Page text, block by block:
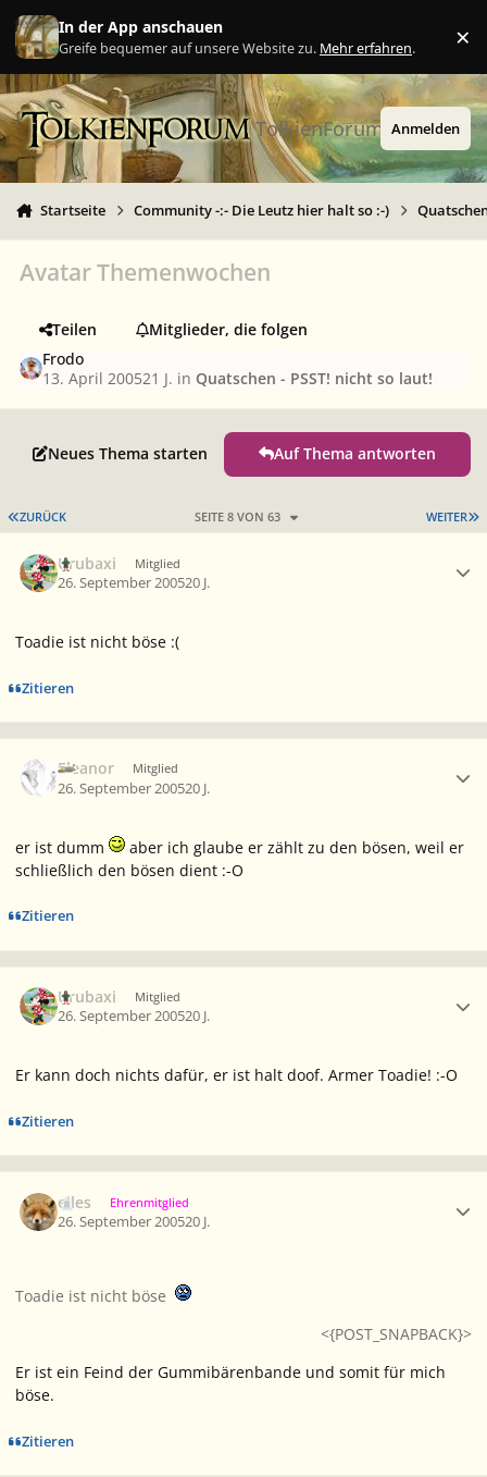
Zu Inhalt springen
In der App anschauen
Greife bequemer auf unsere Website zu. Mehr erfahren. ×
TolkienForum Anmelden
Startseite Community -:- Die Leutz hier halt so :-)
Avatar Themenwochen
Teilen
Mitglieder, die folgen
Frodo
13. April 200521 J. in Quatschen - PSST! nicht so laut!
Neues Thema starten Auf Thema antworten
ERSTE SEITE
ZURÜCK WEITER
SEITE 8 VON 63
Urubaxi Mitglied
26. September 200520 J.
Toadie ist nicht böse :(
Zitieren
Eleanor Mitglied
26. September 200520 J.
er ist dumm
aber ich glaube er zählt zu den bösen, weil er
schließlich den bösen dient :-O
Zitieren
Urubaxi Mitglied
26. September 200520 J.
Er kann doch nichts dafür, er ist halt doof. Armer Toadie! :-O
Zitieren
elles Ehrenmitglied
26. September 200520 J.
Toadie ist nicht böse
<{POST_SNAPBACK}>
Er ist ein Feind der Gummibärenbande und somit für mich
böse.
Zitieren